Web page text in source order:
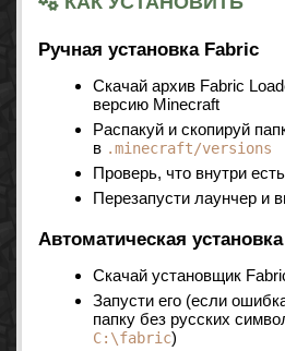
Ручная установка Fabric
Скачай архив Fabric
версию Minecraft
Распакуй и скопируй
в .minecraft/versions
Проверь, что внутри есть
Перезапусти лаунчер и
Автоматическая
Скачай установщик
Запусти его (если
папку без русских
C:\fabric)